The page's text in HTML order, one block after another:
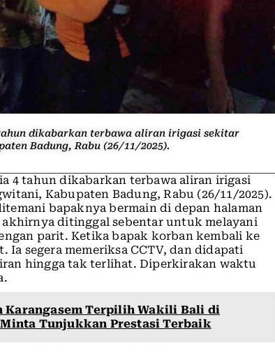
dikabarkan terbawa aliran irigasi sekitar
Badung, Rabu (26/11/2025).
4 tahun dikabarkan terbawa aliran irigasi
Kabupaten Badung, Rabu (26/11/2025).
bapaknya bermain di depan halaman
ditinggal sebentar untuk melayani
parit. Ketika bapak korban kembali ke
segera memeriksa CCTV, dan didapati
hingga tak terlihat. Diperkirakan waktu
Karangasem Terpilih Wakili Bali di
Tunjukkan Prestasi Terbaik